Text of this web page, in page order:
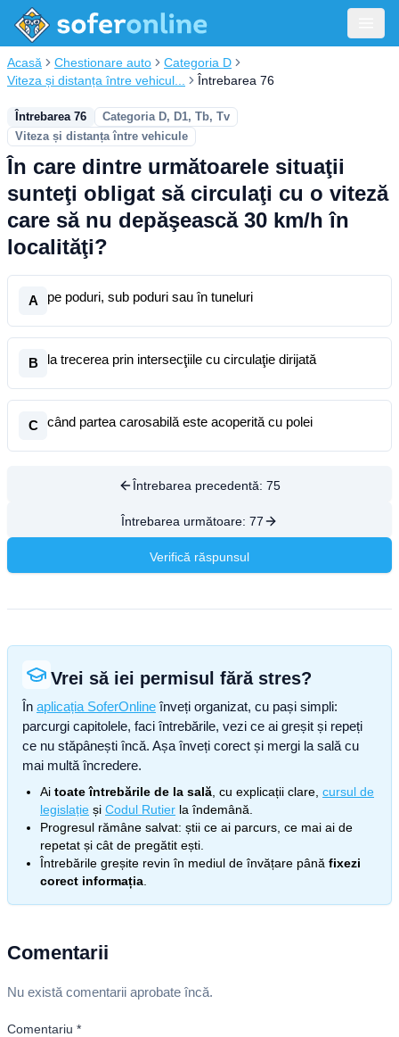
Acasă Chestionare auto
Categoria D
Viteza și distanța între vehicul...
Întrebarea 76
Întrebarea 76
Categoria D, D1, Tb, Tv
Viteza și distanța între vehicule
În care dintre următoarele situaţii
sunteţi obligat să circulaţi cu o viteză
care să nu depăşească 30 km/h în
localităţi?
A pe poduri, sub poduri sau în tuneluri
B la trecerea prin intersecţiile cu circulaţie dirijată
C când partea carosabilă este acoperită cu polei
Întrebarea precedentă: 75
Întrebarea următoare: 77
Verifică răspunsul
Vrei să iei permisul fără stres?
În aplicația SoferOnline înveți organizat, cu pași simpli:
parcurgi capitolele, faci întrebările, vezi ce ai greșit și repeți
ce nu stăpânești încă. Așa înveți corect și mergi la sală cu
mai multă încredere.
Ai toate întrebările de la sală , cu explicații clare, cursul de
legislație și Codul Rutier la îndemână.
Progresul rămâne salvat: știi ce ai parcurs, ce mai ai de
repetat și cât de pregătit ești.
Întrebările greșite revin în mediul de învățare până fixezi
corect informația
Comentarii
Nu există comentarii aprobate încă.
Comentariu *